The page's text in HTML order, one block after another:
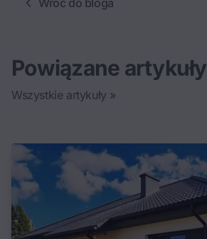
Wróć do bloga
Powiązane artykuły
Wszystkie artykuły »